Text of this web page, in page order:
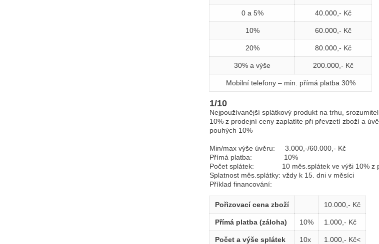
0 a 5% 40.000,- Kč
10% 60.000,- Kč
20% 80.000,- Kč
30% a výše 200.000,- Kč
Mobilní telefony – min. přímá platba 30%
1/10
Nejpoužívanější splátkový produkt na trhu,
10% z prodejní ceny zaplatíte při převzetí zboží a
pouhých 10%
Min/max výše úvěru: 3.000,-/60.000,- Kč
Přímá platba: 10%
Počet splátek: 10 měs.splátek ve výši 10% z
Splatnost měs.splátky: vždy k 15. dni v měsíci
Příklad financování:
Pořizovací cena zboží 10.000,- Kč
Přímá platba (záloha) 10% 1.000,- Kč
Počet a výše splátek 10x 1.000,- Kč<